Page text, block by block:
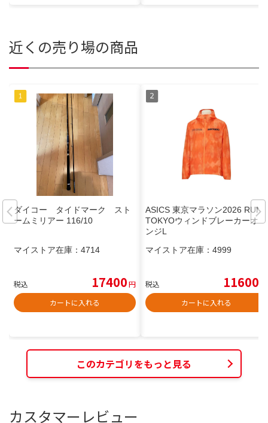
近くの売り場の商品
ダイコー タイドマーク スト
ームミリアー 116/10
マイストア在庫： 4714
税込 17400円
カートに入れる
ASICS 東京マラソン2026 RUN
TOKYOウィンドブレーカーオレ
ンジL
マイストア在庫： 4999
税込 11600
カートに入れる
このカテゴリをもっと見る
カスタマーレビュー